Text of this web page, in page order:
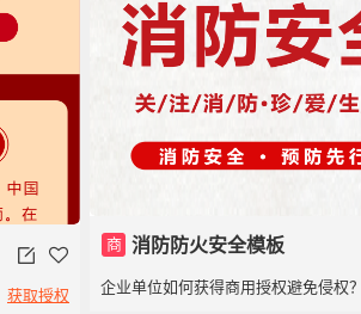
商 消防防火安全模板
企业单位如何获得商用授权避免侵权？
获取授权